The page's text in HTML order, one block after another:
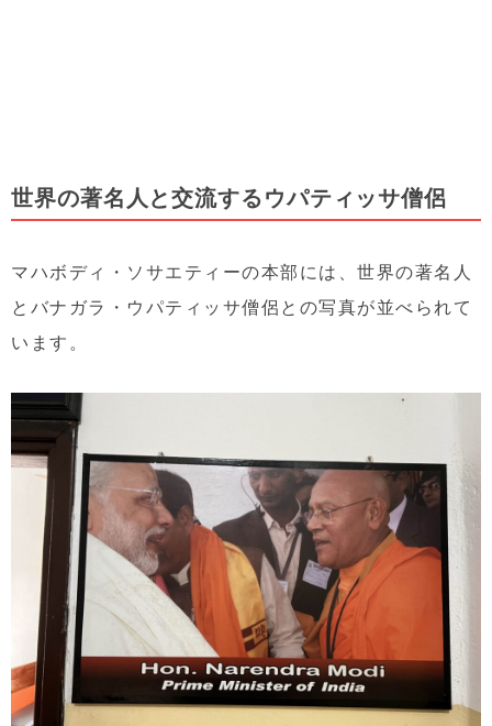
世界の著名人と交流するウパティッサ僧侶
マハボディ・ソサエティーの本部には、世界の著名人
とバナガラ・ウパティッサ僧侶との写真が並べられて
います。